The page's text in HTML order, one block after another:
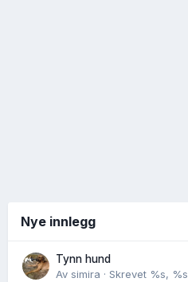
Nye innlegg
Tynn hund
Av simira · Skrevet %s, %s